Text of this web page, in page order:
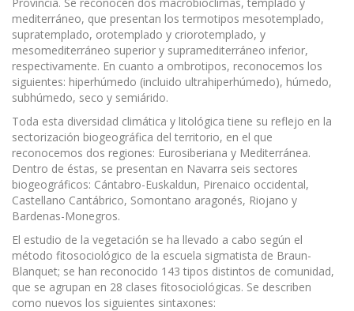
mediterráneo, que presentan los termotipos mesotemplado,
supratemplado, orotemplado y criorotemplado, y
mesomediterráneo superior y supramediterráneo inferior,
respectivamente. En cuanto a ombrotipos, reconocemos los
siguientes: hiperhúmedo (incluido ultrahiperhúmedo), húmedo,
subhúmedo, seco y semiárido.
Toda esta diversidad climática y litológica tiene su reflejo en la
sectorización biogeográfica del territorio, en el que
reconocemos dos regiones: Eurosiberiana y Mediterránea.
Dentro de éstas, se presentan en Navarra seis sectores
biogeográficos: Cántabro-Euskaldun, Pirenaico occidental,
Castellano­ Cantábrico, Somontano aragonés, Riojano y
Bardenas-Monegros.
El estudio de la vegetación se ha llevado a cabo según el
método fitosociológico de la escuela sigmatista de Braun-
Blanquet; se han reconocido 143 tipos distintos de comunidad,
que se agrupan en 28 clases fitosociológicas. Se describen
como nuevos los siguientes sintaxones: